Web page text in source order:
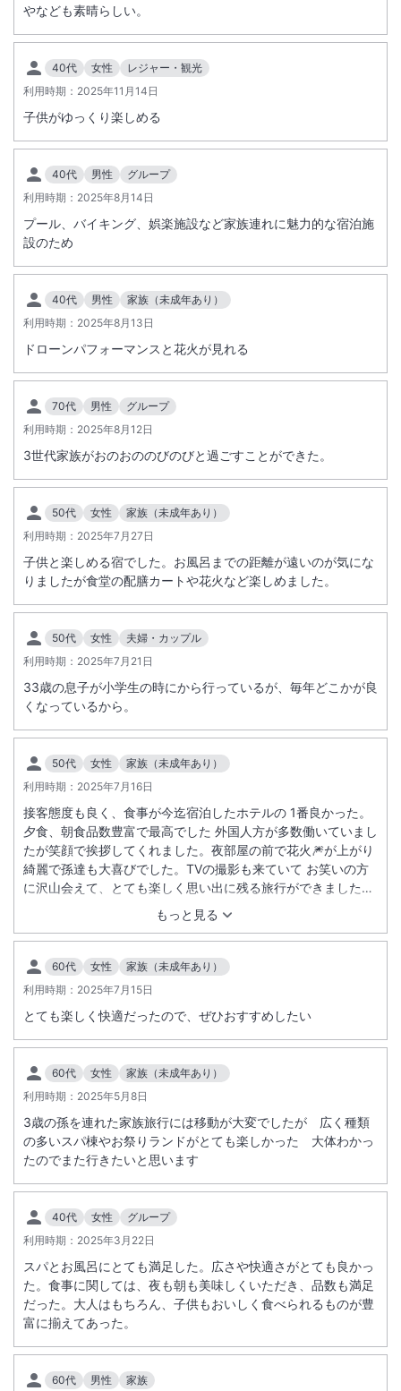
大浴場あり
露天風呂あり
温泉
施設からのお知らせ
大人2名から受け入れ可能となります。大人1名と子供1名の場合は大人2
名料金となりますので大人2名にてお申込みください。
宿泊料金にスパ施設利用料金を含みます（チェックアウト後は有料）。
ベビーカー貸出をご希望の場合は、ご予約時に宿泊施設にご連絡くださ
い。
【期間】
２０２６年１２月１５日（火）～ １７日(木）日帰り・宿泊 全館休館
日となります
年次電気メンテナンスのため、龍宮亭・富士見亭・スパ棟・お祭りラン
ド・ペットホテル等全施設をご利用いただけません。
詳細につきましては直接宿泊施設へお問合せください。
※宿泊日当日のスパ施設利用料金不要（ＡＭ１１：００～利用可）、翌
日のチェックアウト後のスパ施設利用は別料金となります。
・大人２名から受入可能となります。大人１名と子供１名の場合は大人
２名料金となりますので、大人２名にてお申込みください。
・無料送迎バス（木更津駅・金田バスターミナル）定時運行しておりま
ネオりゅうぐうじょう～ギャラクシーガーデンオープンについて
「お祭りランド」内のキッズガーデンがリニューアルし、「ネオりゅう
ぐうじょう～ギャラクシーガーデン～」７月１１日（土）オープンいた
しました。
場所： 龍宮城スパホテル三日月 お祭りランド内
営業時間：10時00分～18時00分（最終入場17時30分）
入場料：子ども（1～12歳まで）
平日30分900円・60分1,100円
土日30分1,600円・60分1,800円
大人（中学生以上）
平日30分900円・60分1,000円
土日30分1,200円・60分1,300円
※１８才以上の大人１名同伴でお子様3名まで入場できます。
※その他詳細は公式HPをご確認下さいませ。
施のため、大浴場内の一部浴槽にて使用しておりました温泉の供給を停
止させていただきます。
なお、大浴場は通常どおりご利用いただけます。
再開時期につきましては、決まり次第あらためてお知らせいたします。
(運用終了日は暫定の設定となります）
3/13より、日帰り入浴のお客様は引き続き５時間まで無料。以降60分
毎に300円→400円に改定になります。
※ご宿泊のお客様の駐車料金は無料です。（変更はございません）
＜電動車椅子のお客様への事前案内について＞
に置いて頂ければ乗車は可能ですが、電動車椅子はご乗車頂けません。
※重要なお知らせです。必ず続きをご確認ください。
やなども素晴らしい。
40代 女性
レジャー・観光
利用時期： 2025年11月14日
子供がゆっくり楽しめる
40代 男性
グループ
利用時期： 2025年8月14日
プール、バイキング、娯楽施設など家族連れに魅力的な宿泊施
設のため
40代 男性
家族（未成年あり）
利用時期： 2025年8月13日
ドローンパフォーマンスと花火が見れる
70代 男性
グループ
利用時期： 2025年8月12日
3世代家族がおのおののびのびと過ごすことができた。
50代 女性
家族（未成年あり）
利用時期： 2025年7月27日
子供と楽しめる宿でした。お風呂までの距離が遠いのが気にな
りましたが食堂の配膳カートや花火など楽しめました。
50代 女性
夫婦・カップル
利用時期： 2025年7月21日
33歳の息子が小学生の時にから行っているが、毎年どこかが良
くなっているから。
50代 女性
家族（未成年あり）
利用時期： 2025年7月16日
もっと見る
接客態度も良く、食事が今迄宿泊したホテルの 1番良かった。
夕食、朝食品数豊富で最高でした 外国人方が多数働いていまし
たが笑顔で挨拶してくれました。夜部屋の前で花火🎆が上がり
綺麗で孫達も大喜びでした。TVの撮影も来ていて お笑いの方
に沢山会えて、とても楽しく思い出に残る旅行ができました。
ありがとうございました🤗
60代 女性
家族（未成年あり）
利用時期： 2025年7月15日
とても楽しく快適だったので、ぜひおすすめしたい
60代 女性
家族（未成年あり）
利用時期： 2025年5月8日
3歳の孫を連れた家族旅行には移動が大変でしたが 広く種類
の多いスパ棟やお祭りランドがとても楽しかった 大体わかっ
たのでまた行きたいと思います
40代 女性
グループ
利用時期： 2025年3月22日
スパとお風呂にとても満足した。広さや快適さがとても良かっ
た。食事に関しては、夜も朝も美味しくいただき、品数も満足
だった。大人はもちろん、子供もおいしく食べられるものが豊
富に揃えてあった。
60代 男性 家族